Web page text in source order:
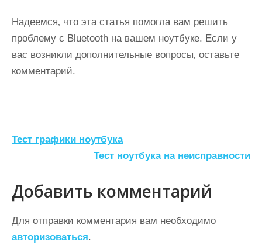
Надеемся‚ что эта статья помогла вам решить
проблему с Bluetooth на вашем ноутбуке. Если у
вас возникли дополнительные вопросы‚ оставьте
комментарий.
Н
в
и
г
а
Тест графики ноутбука
Тест ноутбука на неисправности
Добавить комментарий
Для отправки комментария вам необходимо
авторизоваться.